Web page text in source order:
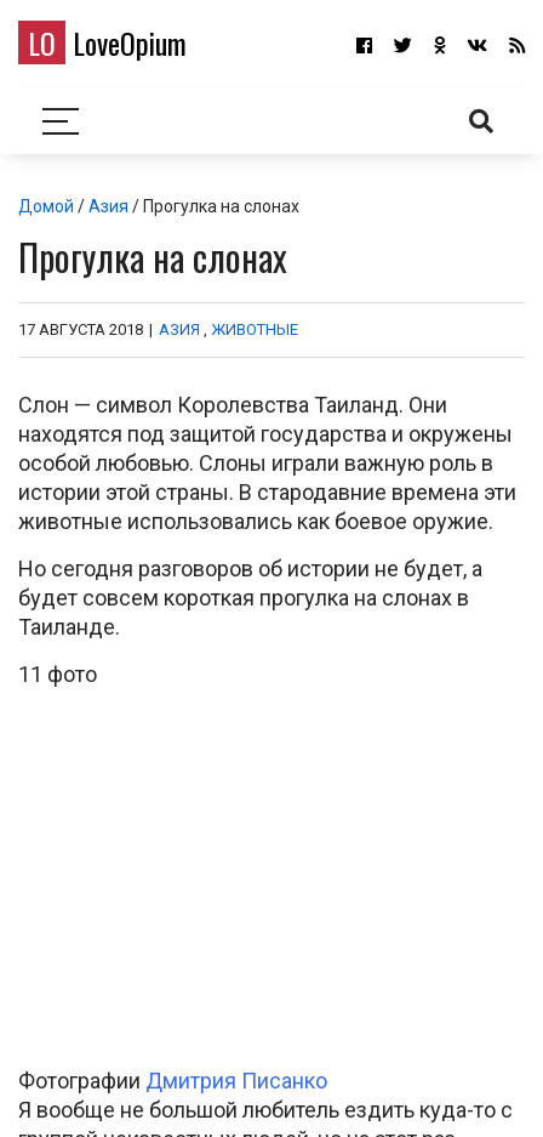
LO LoveOpium
Домой /Азия / Прогулка на слонах
Прогулка на слонах
17 АВГУСТА 2018 | АЗИЯ , ЖИВОТНЫЕ
Слон — символ Королевства Таиланд. Они
находятся под защитой государства и окружены
особой любовью. Слоны играли важную роль в
истории этой страны. В стародавние времена эти
животные использовались как боевое оружие.
Но сегодня разговоров об истории не будет, а
будет совсем короткая прогулка на слонах в
Таиланде.
11 фото
Фотографии Дмитрия Писанко
Я вообще не большой любитель ездить куда-то с